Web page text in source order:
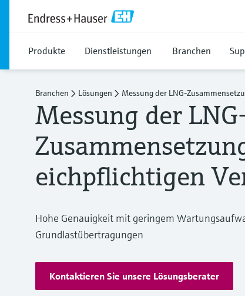
Produkte Dienstleistungen Branchen
Branchen Lösungen Messung der LNG-
Messung der
eichpflichtigen
Hohe Genauigkeit mit geringem
Grundlastübertragungen
Kontaktieren Sie unsere Lösungsberater